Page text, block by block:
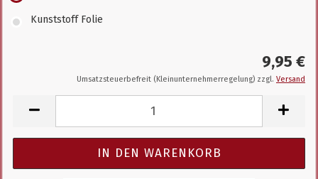
Kunststoff Folie
9,95 €
Umsatzsteuerbefreit (Kleinunternehmerregelung) zzgl. Versand